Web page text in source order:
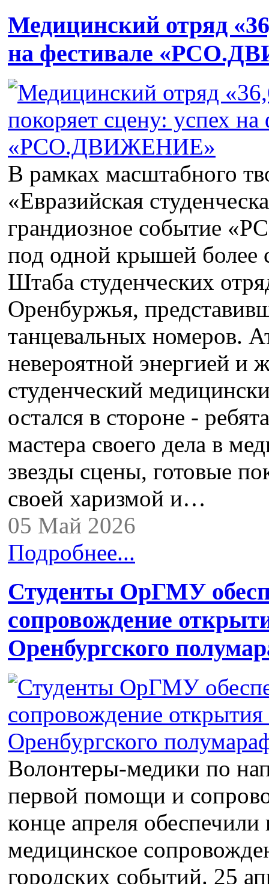
Медицинский отряд
на фестивале
В рамках масштабного
«Евразийская
грандиозное событие
под одной крышей более
Штаба студенческих
Оренбуржья,
танцевальных номеров.
невероятной энергией и
студенческий
остался в стороне -
мастера своего дела в
звезды сцены, готовые
своей харизмой и…
05 Май 2026
Подробнее...
Студенты ОрГМУ
сопровождение
Оренбургского
Волонтеры-медики по
первой помощи и
конце апреля
медицинское
городских событий. 25